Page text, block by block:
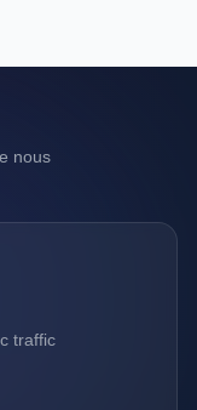
nous
traffic